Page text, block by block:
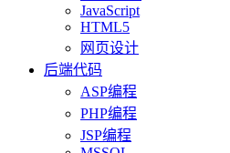
JavaScript
HTML5
网页设计
后端代码
ASP编程
PHP编程
JSP编程